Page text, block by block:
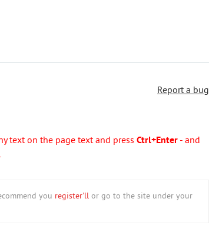
Report a bug
text on the page text and press Ctrl+Enter - and
you register'll or go to the site under your